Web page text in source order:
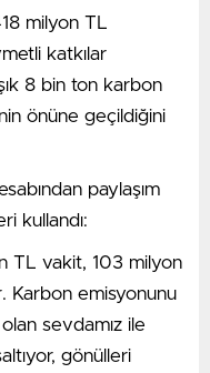
milyon TL
katkılar
8 bin ton karbon
önüne geçildiğini
paylaşım
kullandı:
TL vakit, 103 milyon
Karbon emisyonunu
sevdamız ile
gönülleri